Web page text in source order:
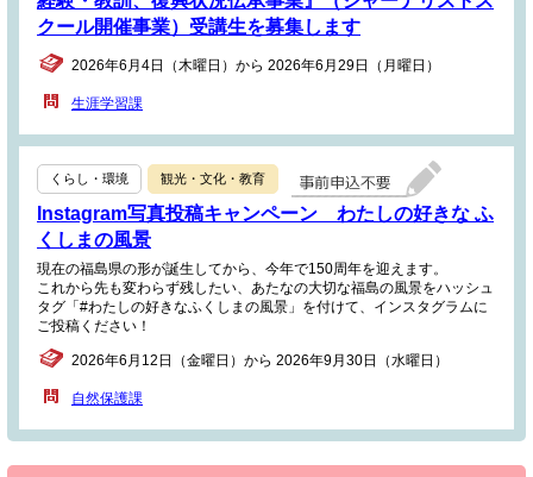
クール開催事業）受講生を募集します
2026年6月4日（木曜日）から 2026年6月29日（月曜日）
生涯学習課
くらし・環境 観光・文化・教育
Instagram写真投稿キャンペーン わたしの好きな ふ
くしまの風景
現在の福島県の形が誕生してから、今年で150周年を迎えます。
これから先も変わらず残したい、あたなの大切な福島の風景をハッシュ
タグ「#わたしの好きなふくしまの風景」を付けて、インスタグラムに
ご投稿ください！
2026年6月12日（金曜日）から 2026年9月30日（水曜日）
自然保護課